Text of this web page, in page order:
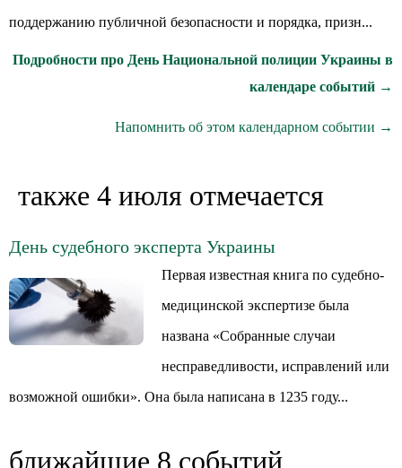
поддержанию публичной безопасности и порядка, призн...
Подробности про День Национальной полиции Украины в
календаре событий →
Напомнить об этом календарном событии →
также 4 июля отмечается
День судебного эксперта Украины
Первая известная книга по судебно-
медицинской экспертизе была
названа «Собранные случаи
несправедливости, исправлений или
возможной ошибки». Она была написана в 1235 году...
ближайшие 8 событий